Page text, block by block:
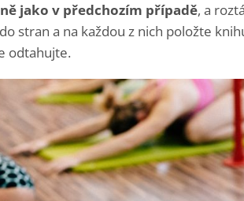
jako v předchozím případě, a
stran a na každou z nich položte
odtahujte.